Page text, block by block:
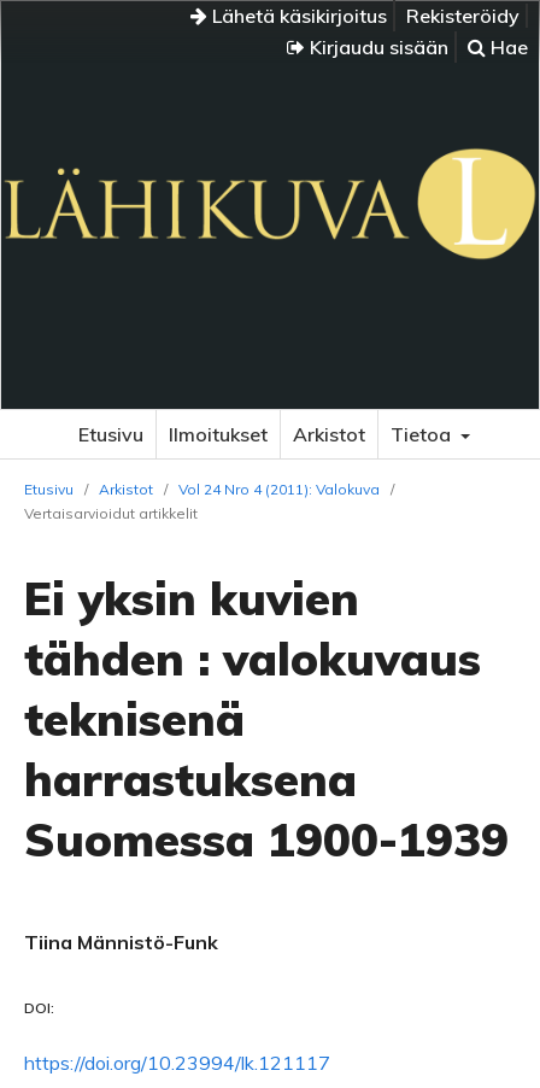
Lähetä käsikirjoitus
Rekisteröidy
Kirjaudu sisään
Hae
Etusivu Ilmoitukset Arkistot Tietoa
Etusivu / Arkistot / Vol 24 Nro 4 (2011): Valokuva
/
Vertaisarvioidut artikkelit
Ei yksin kuvien
tähden : valokuvaus
teknisenä
harrastuksena
Suomessa 1900-1939
Tiina Männistö-Funk
DOI:
https://doi.org/10.23994/lk.121117